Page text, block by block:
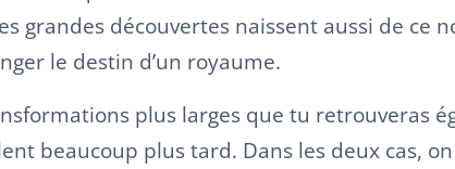
grandes découvertes naissent aussi de ce
le destin d’un royaume.
plus larges que tu retrouveras
beaucoup plus tard. Dans les deux cas,